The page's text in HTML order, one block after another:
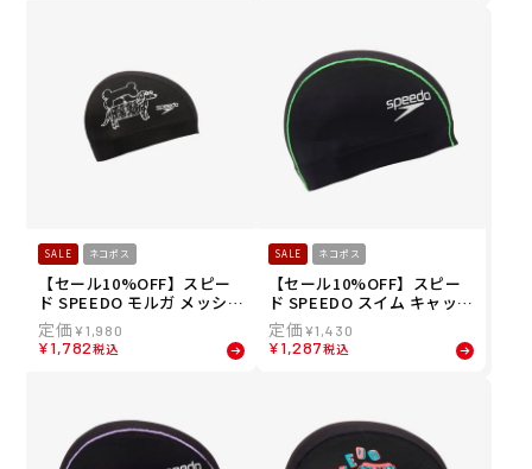
SALE ネコポス
【セール10%OFF】スピー
ド SPEEDO モルガ メッシュ
キャップ MULGA MESH CA
P スイム キャップ SE12651
MU-KW
¥1,980
¥1,782税込
SALE ネコポス
【セール10%OFF】スピー
ド SPEEDO スイム キャップ
ブーン ウェーブ メッシュキ
ャップ SE12357-YG メンズ
レディース ユニセックス
¥1,430
¥1,287税込